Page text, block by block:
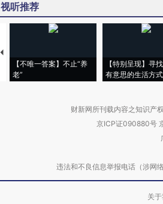
视听推荐
【不唯一答案】不止“养
老”
【特别呈现】寻
有意思的生活方
财新网所刊载内容之知识产
京ICP证090880号
违法和不良信息举报电话（涉
关